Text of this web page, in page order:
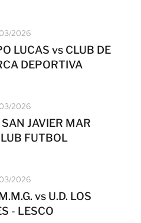
2026
LUCAS vs CLUB DE
DEPORTIVA
2026
JAVIER MAR
FUTBOL
2026
vs U.D. LOS
- LESCO